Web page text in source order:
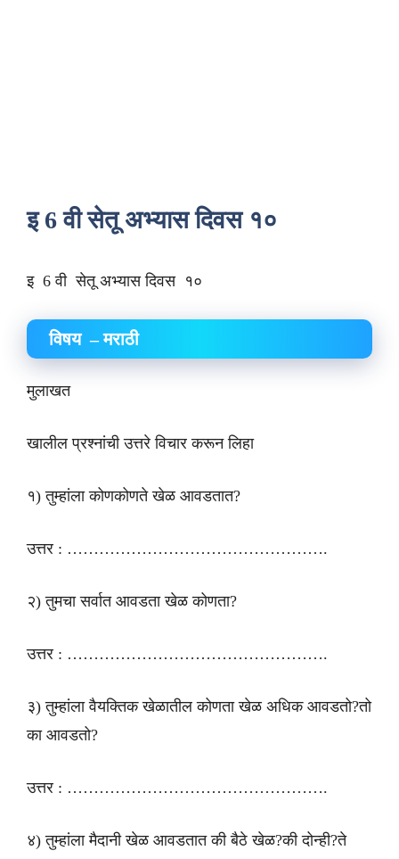
इ 6 वी सेतू अभ्यास दिवस १०
इ 6 वी सेतू अभ्यास दिवस १०
विषय – मराठी
मुलाखत
खालील प्रश्नांची उत्तरे विचार करून लिहा
१) तुम्हांला कोणकोणते खेळ आवडतात?
उत्तर : ………………………………………….
२) तुमचा सर्वात आवडता खेळ कोणता?
उत्तर : ………………………………………….
३) तुम्हांला वैयक्तिक खेळातील कोणता खेळ अधिक आवडतो?तो
का आवडतो?
उत्तर : ………………………………………….
४) तुम्हांला मैदानी खेळ आवडतात की बैठे खेळ?की दोन्ही?ते